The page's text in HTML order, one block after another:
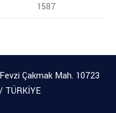
1587
Çakmak Mah. 10723
TÜRKİYE